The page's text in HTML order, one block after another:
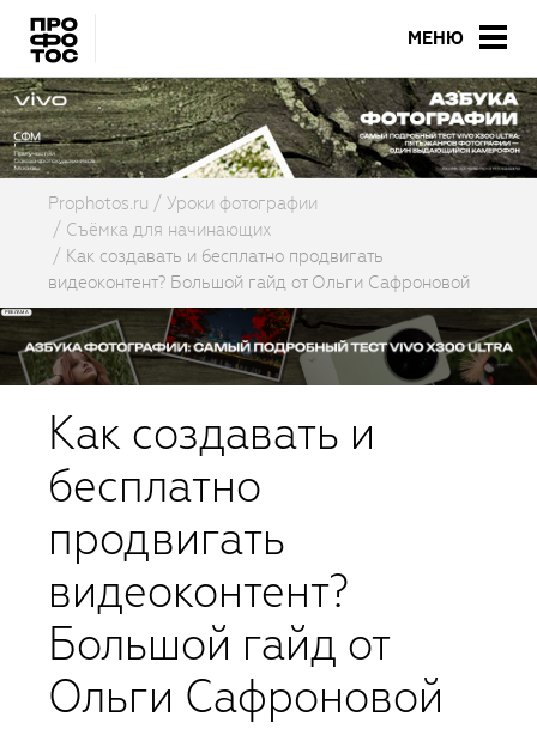
МЕНЮ
Prophotos.ru
Уроки фотографии
Съёмка для начинающих
Как создавать и бесплатно продвигать
видеоконтент? Большой гайд от Ольги Сафроновой
Как создавать и
бесплатно
продвигать
видеоконтент?
Большой гайд от
Ольги Сафроновой